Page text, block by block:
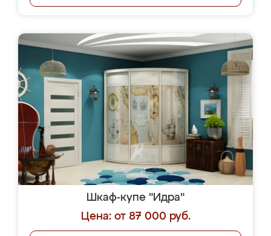
Шкаф-купе "Идра"
Цена: от 87 000 руб.